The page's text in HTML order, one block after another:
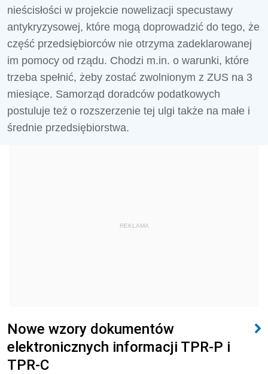
nieścisłości w projekcie nowelizacji specustawy
antykryzysowej, które mogą doprowadzić do tego, że
część przedsiębiorców nie otrzyma zadeklarowanej
im pomocy od rządu. Chodzi m.in. o warunki, które
trzeba spełnić, żeby zostać zwolnionym z ZUS na 3
miesiące. Samorząd doradców podatkowych
postuluje też o rozszerzenie tej ulgi także na małe i
średnie przedsiębiorstwa.
REKLAMA
Nowe wzory dokumentów
elektronicznych informacji TPR-P i
TPR-C